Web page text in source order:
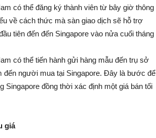
có thể đăng ký thành viên từ bây giờ thông
về cách thức mà sàn giao dịch sẽ hỗ trợ
tiên đến đến Singapore vào nửa cuối tháng
có thể tiến hành gửi hàng mẫu đến trụ sở
đến người mua tại Singapore. Đây là bước để
đồng thời xác định một giá bán tối
giá